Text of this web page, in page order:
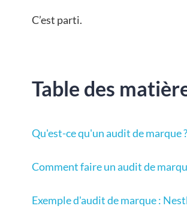
C’est parti.
Table des
Qu'est-ce qu'un audit de marque ?
Comment faire un audit de
Exemple d'audit de marque :